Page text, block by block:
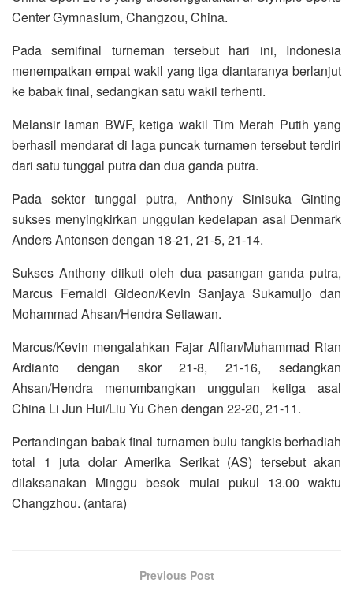
Center Gymnasium, Changzou, China.
Pada semifinal turneman tersebut hari ini, Indonesia
menempatkan empat wakil yang tiga diantaranya berlanjut
ke babak final, sedangkan satu wakil terhenti.
Melansir laman BWF, ketiga wakil Tim Merah Putih yang
berhasil mendarat di laga puncak turnamen tersebut terdiri
dari satu tunggal putra dan dua ganda putra.
Pada sektor tunggal putra, Anthony Sinisuka Ginting
sukses menyingkirkan unggulan kedelapan asal Denmark
Anders Antonsen dengan 18-21, 21-5, 21-14.
Sukses Anthony diikuti oleh dua pasangan ganda putra,
Marcus Fernaldi Gideon/Kevin Sanjaya Sukamuljo dan
Mohammad Ahsan/Hendra Setiawan.
Marcus/Kevin mengalahkan Fajar Alfian/Muhammad Rian
Ardianto dengan skor 21-8, 21-16, sedangkan
Ahsan/Hendra menumbangkan unggulan ketiga asal
China Li Jun Hui/Liu Yu Chen dengan 22-20, 21-11.
Pertandingan babak final turnamen bulu tangkis berhadiah
total 1 juta dolar Amerika Serikat (AS) tersebut akan
dilaksanakan Minggu besok mulai pukul 13.00 waktu
Changzhou. (antara)
Previous Post